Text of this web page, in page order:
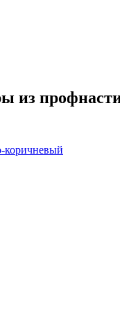
из
коричневый